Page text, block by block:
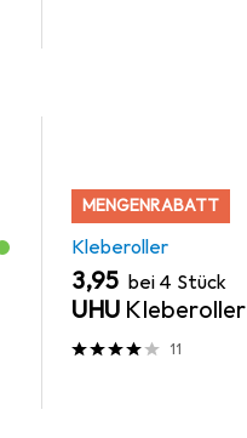
MENGENRABATT
Kleberoller
EUR
3,95 bei 4 Stück
UHU Kleberoller
11